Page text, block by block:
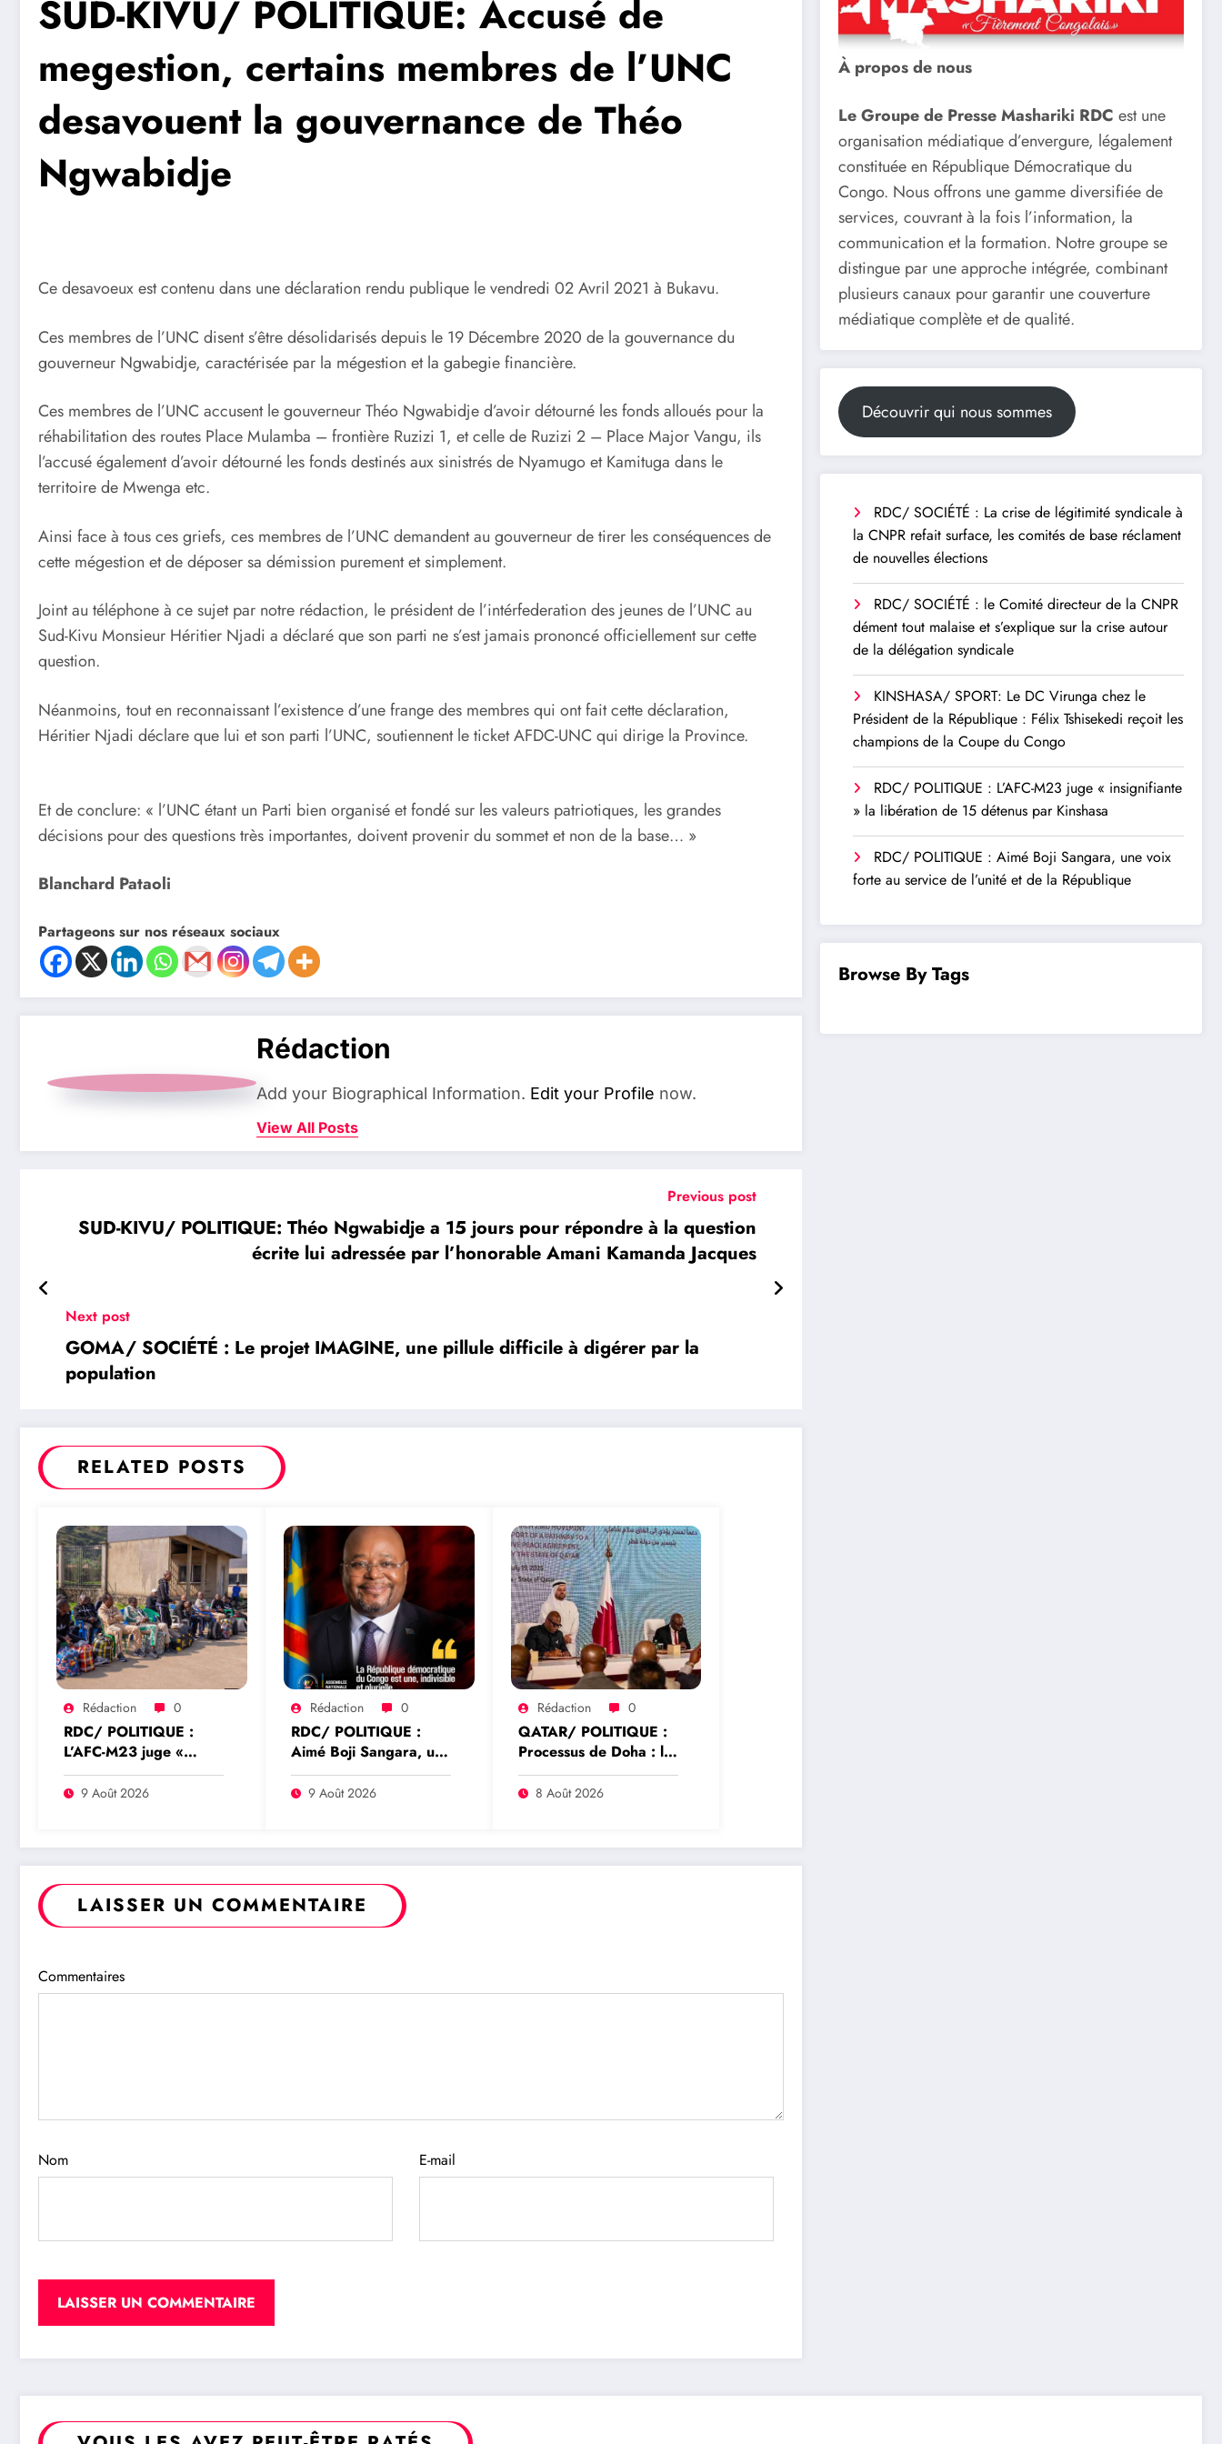
SUD-KIVU/ POLITIQUE: Accusé de
megestion, certains membres de l’UNC
desavouent la gouvernance de Théo
Ngwabidje
Ce desavoeux est contenu dans une déclaration rendu publique le vendredi 02 Avril 2021 à Bukavu.
Ces membres de l’UNC disent s’être désolidarisés depuis le 19 Décembre 2020 de la gouvernance du
gouverneur Ngwabidje, caractérisée par la mégestion et la gabegie financière.
Ces membres de l’UNC accusent le gouverneur Théo Ngwabidje d’avoir détourné les fonds alloués pour la
réhabilitation des routes Place Mulamba – frontière Ruzizi 1, et celle de Ruzizi 2 – Place Major Vangu, ils
l’accusé également d’avoir détourné les fonds destinés aux sinistrés de Nyamugo et Kamituga dans le
territoire de Mwenga etc.
Ainsi face à tous ces griefs, ces membres de l’UNC demandent au gouverneur de tirer les conséquences de
cette mégestion et de déposer sa démission purement et simplement.
Joint au téléphone à ce sujet par notre rédaction, le président de l’intérfederation des jeunes de l’UNC au
Sud-Kivu Monsieur Héritier Njadi a déclaré que son parti ne s’est jamais prononcé officiellement sur cette
question.
Néanmoins, tout en reconnaissant l’existence d’une frange des membres qui ont fait cette déclaration,
Héritier Njadi déclare que lui et son parti l’UNC, soutiennent le ticket AFDC-UNC qui dirige la Province.
Et de conclure: « l’UNC étant un Parti bien organisé et fondé sur les valeurs patriotiques, les grandes
décisions pour des questions très importantes, doivent provenir du sommet et non de la base… »
Blanchard Pataoli
Partageons sur nos réseaux sociaux
Rédaction
Add your Biographical Information. Edit your Profile now.
View All Posts
Previous post
SUD-KIVU/ POLITIQUE: Théo Ngwabidje a 15 jours pour répondre à la question
écrite lui adressée par l’honorable Amani Kamanda Jacques
Next post
GOMA/ SOCIÉTÉ : Le projet IMAGINE, une pillule difficile à digérer par la
population
RELATED POSTS
Rédaction 0
RDC/ POLITIQUE :
L’AFC-M23 juge «
insignifiante » la
libération de 15
9 Août 2026
Rédaction 0
RDC/ POLITIQUE :
Aimé Boji Sangara, une
voix forte au service de
l’unité et de la
9 Août 2026
Rédaction 0
QATAR/ POLITIQUE :
Processus de Doha : le
Qatar salue la
libération de 15
8 Août 2026
LAISSER UN COMMENTAIRE
Commentaires
Nom E-mail
À propos de nous
Le Groupe de Presse Mashariki RDC est une
organisation médiatique d’envergure, légalement
constituée en République Démocratique du
Congo. Nous offrons une gamme diversifiée de
services, couvrant à la fois l’information, la
communication et la formation. Notre groupe se
distingue par une approche intégrée, combinant
plusieurs canaux pour garantir une couverture
médiatique complète et de qualité.
Découvrir qui nous sommes
RDC/ SOCIÉTÉ : La crise de légitimité syndicale à
la CNPR refait surface, les comités de base réclament
de nouvelles élections
RDC/ SOCIÉTÉ : le Comité directeur de la CNPR
dément tout malaise et s’explique sur la crise autour
de la délégation syndicale
KINSHASA/ SPORT: Le DC Virunga chez le
Président de la République : Félix Tshisekedi reçoit les
champions de la Coupe du Congo
RDC/ POLITIQUE : L’AFC-M23 juge « insignifiante
» la libération de 15 détenus par Kinshasa
RDC/ POLITIQUE : Aimé Boji Sangara, une voix
forte au service de l’unité et de la République
Browse By Tags